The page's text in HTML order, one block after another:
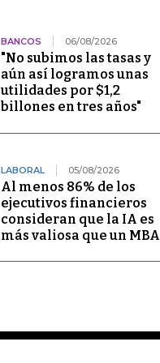
BANCOS 06/08/2026
"No subimos las tasas y
aún así logramos unas
utilidades por $1,2
billones en tres años"
LABORAL 05/08/2026
Al menos 86% de los
ejecutivos financieros
consideran que la IA es
más valiosa que un MBA